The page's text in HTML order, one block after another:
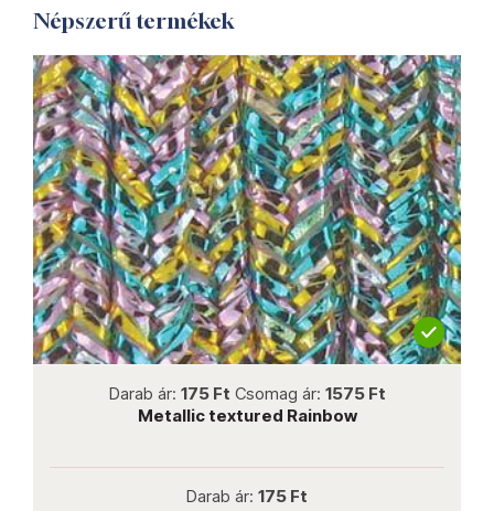
Népszerű termékek
Darab ár: 175 Ft Csomag ár: 1575 Ft
Metallic textured Rainbow
Darab ár: 175 Ft